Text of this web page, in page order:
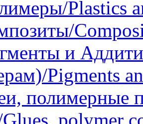
Plastics
и
Pigments
полимерные
Glues, polymer